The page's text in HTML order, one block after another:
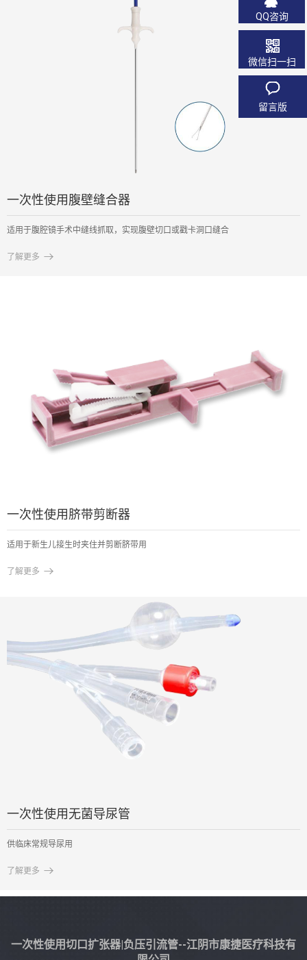
一次性使用腹壁缝合器
适用于腹腔镜手术中缝线抓取，实现腹壁切口或戳卡洞口缝合
了解更多 
一次性使用脐带剪断器
适用于新生儿接生时夹住并剪断脐带用
了解更多 
一次性使用无菌导尿管
供临床常规导尿用
了解更多 
一次性使用切口扩张器|负压引流管--江阴市康捷医疗科技有
QQ咨询
微信扫一扫
留言版